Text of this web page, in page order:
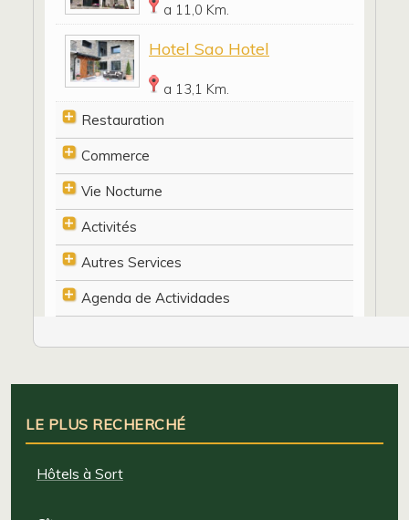
a 11,0 Km.
Hotel Sao Hotel
a 13,1 Km.
Restauration
Commerce
Vie Nocturne
Activités
Autres Services
Agenda de Actividades
LE PLUS RECHERCHÉ
Hôtels à Sort